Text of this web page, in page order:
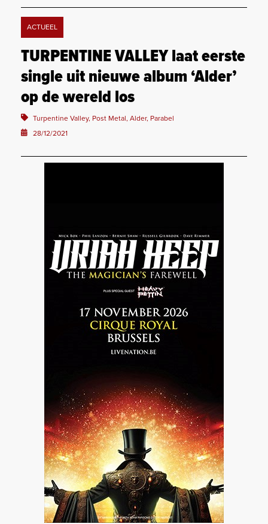
ACTUEEL
TURPENTINE VALLEY laat eerste
single uit nieuwe album ‘Alder’
op de wereld los
Turpentine Valley, Post Metal, Alder, Parabel
28/12/2021